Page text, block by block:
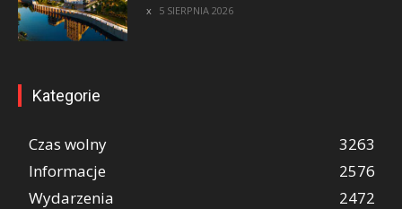
5 SIERPNIA 2026
Kategorie
Czas wolny
3263
Informacje
2576
Wydarzenia
2472